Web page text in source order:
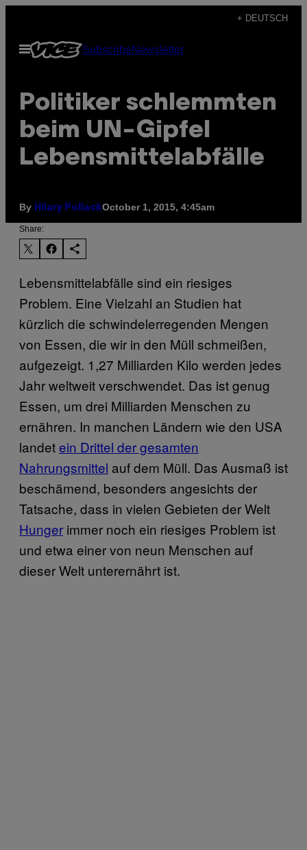
content
+ DEUTSCH
Open
Menu
SubscribeNewsletter
Politiker schlemmten
beim UN-Gipfel
Lebensmittelabfälle
By Hilary PollackOctober 1, 2015, 4:45am
Share:
Lebensmittelabfälle sind ein riesiges
Problem. Eine Vielzahl an Studien hat
kürzlich die schwindelerregenden Mengen
von Essen, die wir in den Müll schmeißen,
aufgezeigt. 1,27 Milliarden Kilo werden jedes
Jahr weltweit verschwendet. Das ist genug
Essen, um drei Milliarden Menschen zu
ernähren. In manchen Ländern wie den USA
landetein Drittel der gesamten
Nahrungsmittel auf dem Müll. Das Ausmaß ist
beschämend, besonders angesichts der
Tatsache, dass in vielen Gebieten der Welt
Hunger immer noch ein riesiges Problem ist
und etwa einer von neun Menschen auf
dieser Welt unterernährt ist.